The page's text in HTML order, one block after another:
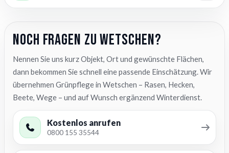
Noch Fragen zu Wetschen?
Nennen Sie uns kurz Objekt, Ort und gewünschte Flächen,
dann bekommen Sie schnell eine passende Einschätzung. Wir
übernehmen Grünpflege in Wetschen – Rasen, Hecken,
Beete, Wege – und auf Wunsch ergänzend Winterdienst.
Kostenlos anrufen
0800 155 35544